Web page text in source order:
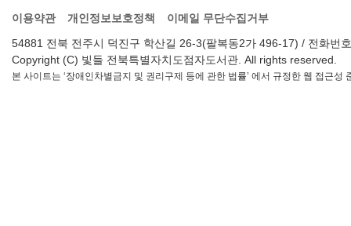
이용약관 개인정보보호정책
이메일 무단수집거부
54881 전북 전주시 덕진구 학산길 26-3(팔복동2가 496-17) / 전화
Copyright (C) 빛들 전북특별자치도점자도서관. All rights reserved.
본 사이트는 ‘장애인차별금지 및 권리구제 등에 관한 법률’ 에서 규정한 웹 접근